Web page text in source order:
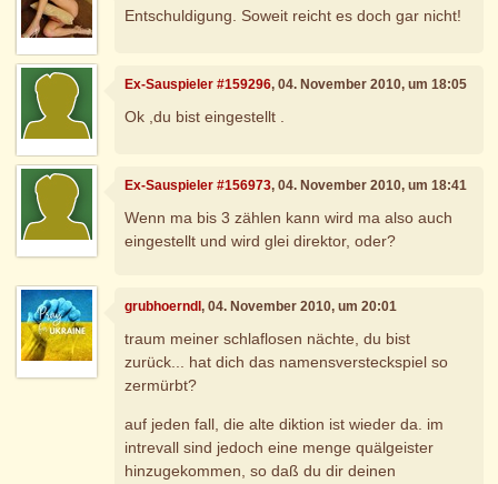
Entschuldigung. Soweit reicht es doch gar nicht!
Ex-Sauspieler #159296, 04. November 2010, um 18:05
Ok ,du bist eingestellt .
Ex-Sauspieler #156973, 04. November 2010, um 18:41
Wenn ma bis 3 zählen kann wird ma also auch
eingestellt und wird glei direktor, oder?
grubhoerndl, 04. November 2010, um 20:01
traum meiner schlaflosen nächte, du bist
zurück... hat dich das namensversteckspiel so
zermürbt?
auf jeden fall, die alte diktion ist wieder da. im
intrevall sind jedoch eine menge quälgeister
hinzugekommen, so daß du dir deinen